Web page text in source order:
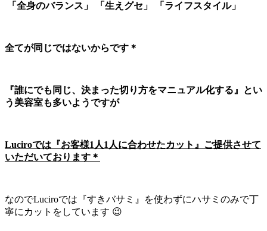
「全身のバランス」 「生えグセ」 「ライフスタイル」
全てが同じではないからです＊
『誰にでも同じ、決まった切り方をマニュアル化する』とい
う美容室も多いようですが
Luciroでは『お客様1人1人に合わせたカット』ご提供させて
いただいております＊
なのでLuciroでは『すきバサミ』を使わずにハサミのみで丁
寧にカットをしています 😉